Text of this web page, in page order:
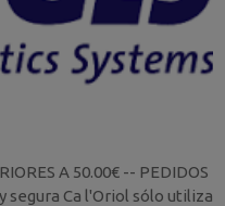
A 50.00€ -- PEDIDOS
segura Ca l'Oriol sólo utiliza